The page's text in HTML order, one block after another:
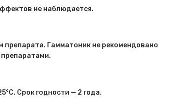
не наблюдается.
препарата. Гамматоник не рекомендовано
Срок годности — 2 года.